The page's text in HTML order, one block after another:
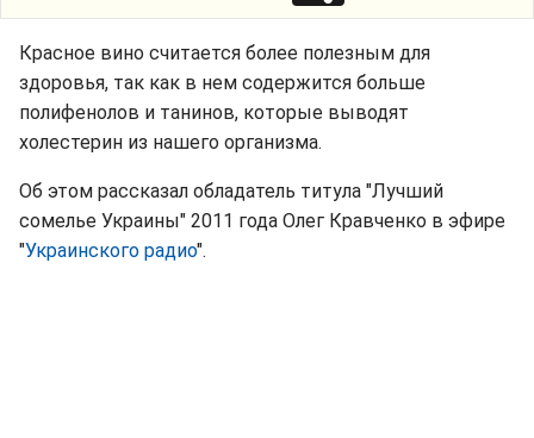
Красное вино считается более полезным для
здоровья, так как в нем содержится больше
полифенолов и танинов, которые выводят
холестерин из нашего организма.
Об этом рассказал обладатель титула "Лучший
сомелье Украины" 2011 года Олег Кравченко в эфире
"Украинского радио".